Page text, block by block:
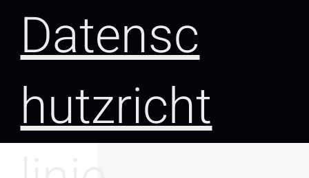
Datensc
hutzricht